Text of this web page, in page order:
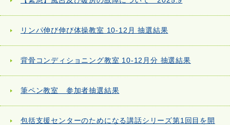
リンパ伸び伸び体操教室 10-12月 抽選結果
背骨コンディショニング教室 10-12月分 抽選結果
筆ペン教室 参加者抽選結果
包括支援センターのためになる講話シリーズ第1回目を開